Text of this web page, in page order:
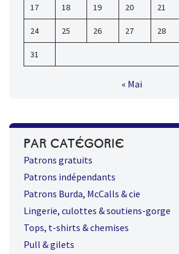
17 18 19 20 21
24 25 26 27 28
31
« Mai
PAR CATÉGORIE
Patrons gratuits
Patrons indépendants
Patrons Burda, McCalls & cie
Lingerie, culottes & soutiens-gorge
Tops, t-shirts & chemises
Pull & gilets